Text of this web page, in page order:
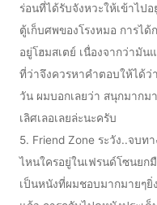
ร่อนที่ได้รับจังหวะให้เข้าไป
ตู้เก็บศพของโรงหมอ การได้
อยู่โฮมสเตย์ เนื่องจากว่ามั
ที่ว่าจึงควรหาคำตอบให้ได้ว่
วัน ผมบอกเลยว่า สนุกมากม
เลิศเลอเลยล่ะนะครับ
5. Friend Zone ระวัง..จบท
ไหนใครอยู่ในเฟรนด์โซนยก
เป็นหนังที่ผมชอบมากมายๆ